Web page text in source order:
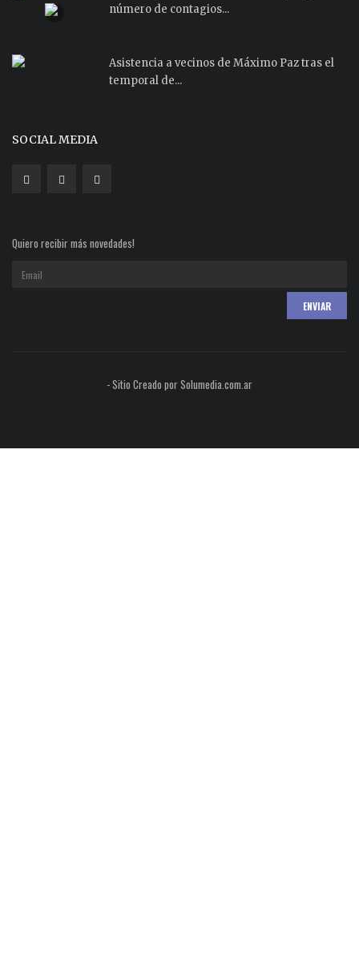
número de contagios...
Asistencia a vecinos de Máximo Paz tras el
temporal de...
SOCIAL MEDIA
Quiero recibir más novedades!
- Sitio Creado por Solumedia.com.ar